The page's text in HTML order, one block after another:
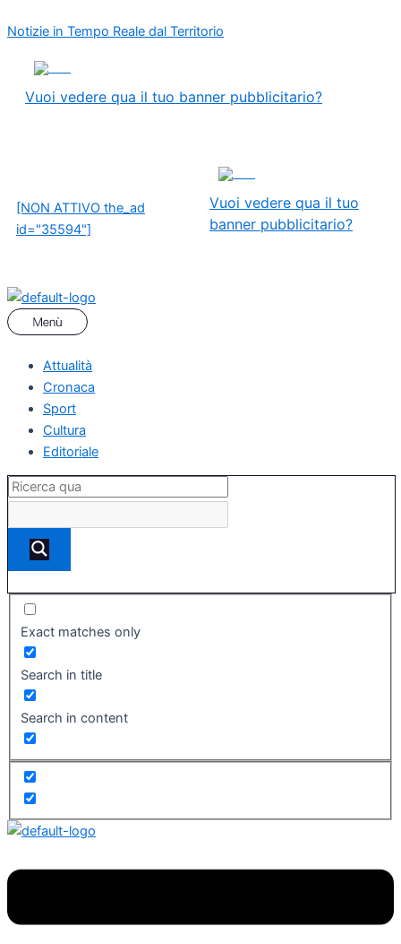
al
Notizie in Tempo Reale dal Territorio
Vuoi vedere qua il tuo banner pubblicitario?
[NON ATTIVO the_ad
id="35594"]
Vuoi vedere qua il tuo
banner pubblicitario?
Attualità
Cronaca
Sport
Cultura
Editoriale
Exact matches only
Search in title
Search in content
articoli